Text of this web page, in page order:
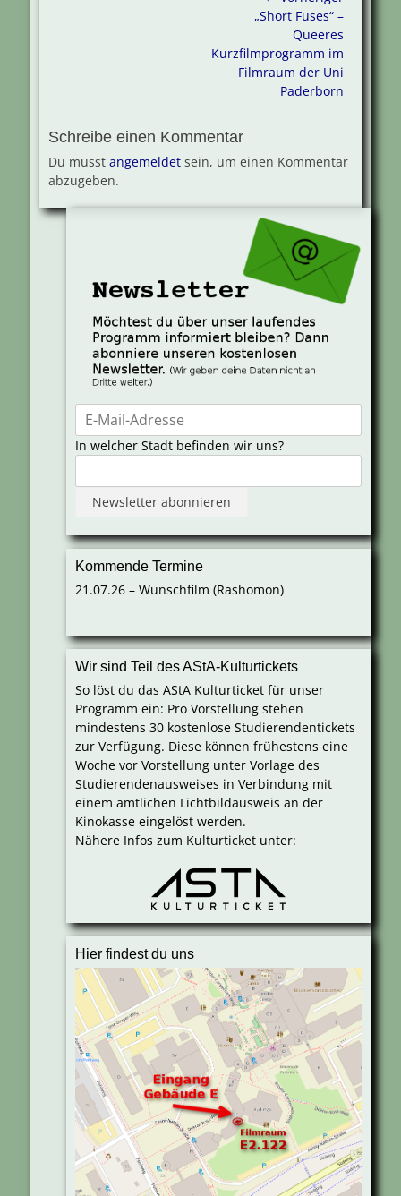
Vorheriger„Short Fuses“ –
Queeres
Kurzfilmprogramm im
Filmraum der Uni
Paderborn
Schreibe einen Kommentar
Du musst angemeldet sein, um einen Kommentar
abzugeben.
In welcher Stadt befinden wir uns?
Kommende Termine
21.07.26 – Wunschfilm (Rashomon)
Wir sind Teil des AStA-Kulturtickets
So löst du das AStA Kulturticket für unser
Programm ein: Pro Vorstellung stehen
mindestens 30 kostenlose Studierendentickets
zur Verfügung. Diese können frühestens eine
Woche vor Vorstellung unter Vorlage des
Studierendenausweises in Verbindung mit
einem amtlichen Lichtbildausweis an der
Kinokasse eingelöst werden.
Nähere Infos zum Kulturticket unter:
Hier findest du uns